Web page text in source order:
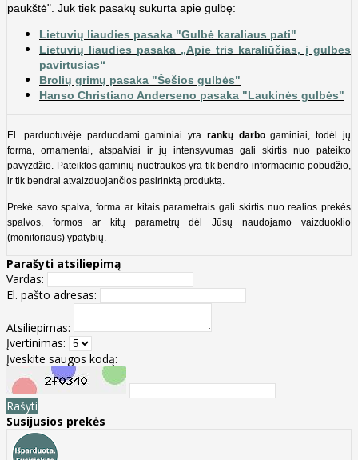
paukštė". Juk tiek pasakų sukurta apie gulbę:
Lietuvių liaudies pasaka "Gulbė karaliaus pati"
Lietuvių liaudies pasaka „Apie tris karaliūčias, į gulbes
pavirtusias“
Brolių grimų pasaka "Šešios gulbės"
Hanso Christiano Anderseno pasaka "Laukinės gulbės"
El. parduotuvėje parduodami gaminiai yra rankų darbogaminiai, todėl jų
forma, ornamentai, atspalviai ir jų intensyvumas gali skirtis nuo pateikto
pavyzdžio. Pateiktos gaminių nuotraukos yra tik bendro informacinio pobūdžio,
ir tik bendrai atvaizduojančios pasirinktą produktą.
Prekė savo spalva, forma ar kitais parametrais gali skirtis nuo realios prekės
spalvos, formos ar kitų parametrų dėl Jūsų naudojamo vaizduoklio
(monitoriaus) ypatybių.
Parašyti atsiliepimą
Vardas:
El. pašto adresas:
Atsiliepimas:
Įvertinimas:
Įveskite saugos kodą:
Rašyti
Susijusios prekės